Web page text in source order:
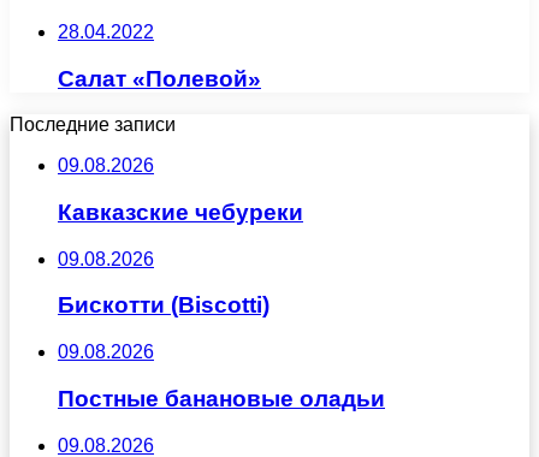
28.04.2022
Салат «Полевой»
Последние записи
09.08.2026
Кавказские чебуреки
09.08.2026
Бискотти (Biscotti)
09.08.2026
Постные банановые оладьи
09.08.2026